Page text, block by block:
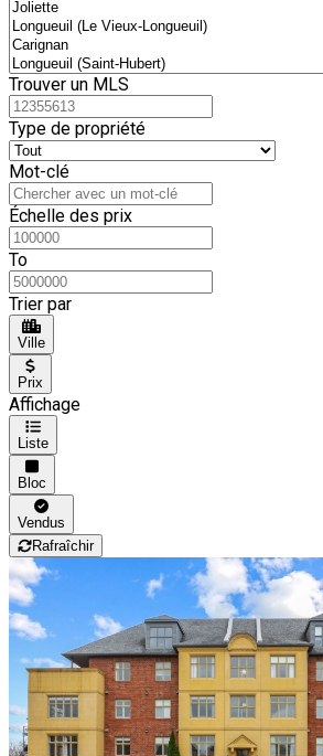
Trouver un MLS
Type de propriété
Mot-clé
Échelle des prix
To
Trier par
Ville
Prix
Affichage
Liste
Bloc
Vendus
Rafraîchir